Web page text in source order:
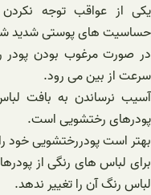
یکی از عواقب توجه نکردن
حساسیت های پوستی شدید
در صورت مرغوب بودن پودر
سرعت از بین می رود.
آسیب نرساندن به بافت
پودرهای رختشویی است.
بهتر است پودررختشویی خود
برای لباس های رنگی از
لباس رنگ آن را تغییر ندهد.